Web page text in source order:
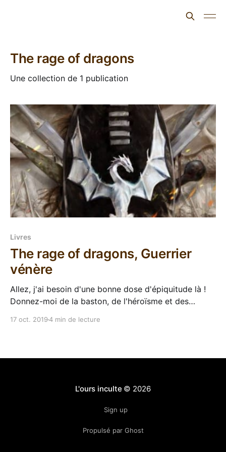
The rage of dragons
Une collection de 1 publication
Livres
The rage of dragons, Guerrier
vénère
Allez, j'ai besoin d'une bonne dose d'épiquitude là !
Donnez-moi de la baston, de l'héroïsme et des
17 oct. 20194 min de lecture
L'ours inculte © 2026
Sign up
Propulsé par Ghost